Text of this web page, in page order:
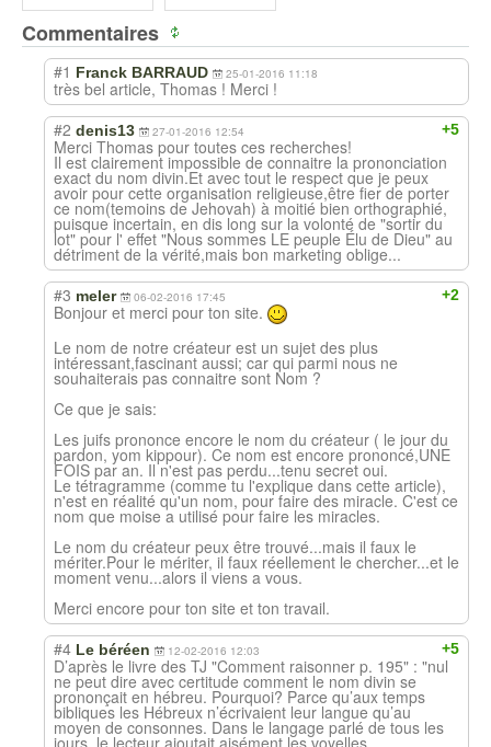
Commentaires
#1 Franck BARRAUD 25-01-2016 11:18
très bel article, Thomas ! Merci !
+5
#2 denis13 27-01-2016 12:54
Merci Thomas pour toutes ces recherches!
Il est clairement impossible de connaitre la prononciation
exact du nom divin.Et avec tout le respect que je peux
avoir pour cette organisation religieuse,être fier de porter
ce nom(temoins de Jehovah) à moitié bien orthographié,
puisque incertain, en dis long sur la volonté de "sortir du
lot" pour l' effet "Nous sommes LE peuple Élu de Dieu" au
détriment de la vérité,mais bon marketing oblige...
+2
#3 meler 06-02-2016 17:45
Bonjour et merci pour ton site.
Le nom de notre créateur est un sujet des plus
intéressant,fascinant aussi; car qui parmi nous ne
souhaiterais pas connaitre sont Nom ?
Ce que je sais:
Les juifs prononce encore le nom du créateur ( le jour du
pardon, yom kippour). Ce nom est encore prononcé,UNE
FOIS par an. Il n'est pas perdu...tenu secret oui.
Le tétragramme (comme tu l'explique dans cette article),
n'est en réalité qu'un nom, pour faire des miracle. C'est ce
nom que moise a utilisé pour faire les miracles.
Le nom du créateur peux être trouvé...mais il faux le
mériter.Pour le mériter, il faux réellement le chercher...et le
moment venu...alors il viens a vous.
Merci encore pour ton site et ton travail.
+5
#4 Le béréen 12-02-2016 12:03
D’après le livre des TJ "Comment raisonner p. 195" : "nul
ne peut dire avec certitude comment le nom divin se
prononçait en hébreu. Pourquoi? Parce qu’aux temps
bibliques les Hébreux n’écrivaient leur langue qu’au
moyen de consonnes. Dans le langage parlé de tous les
jours, le lecteur ajoutait aisément les voyelles